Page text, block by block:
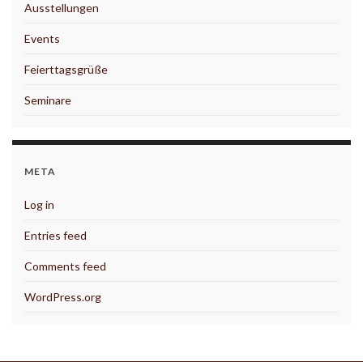
Ausstellungen
Events
Feierttagsgrüße
Seminare
META
Log in
Entries feed
Comments feed
WordPress.org